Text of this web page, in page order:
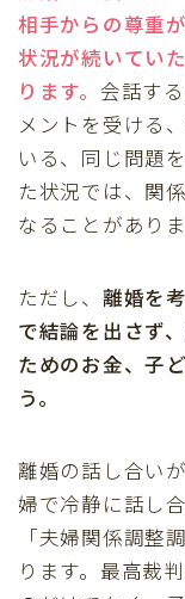
相手からの尊重
状況が続いてい
ります。 会話す
メントを受ける
いる、同じ問題
た状況では、関
なることがありま
ただし、 離婚を
で結論を出さず
ためのお金、子
う。
離婚の話し合い
婦で冷静に話し
「夫婦関係調整
ります。最高裁